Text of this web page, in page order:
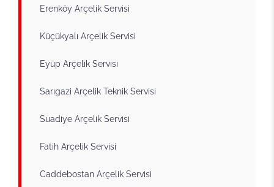
Erenköy Arçelik Servisi
Küçükyalı Arçelik Servisi
Eyüp Arçelik Servisi
Sarıgazi Arçelik Teknik Servisi
Suadiye Arçelik Servisi
Fatih Arçelik Servisi
Caddebostan Arçelik Servisi